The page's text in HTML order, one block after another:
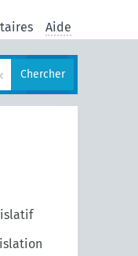
Aide
Chercher